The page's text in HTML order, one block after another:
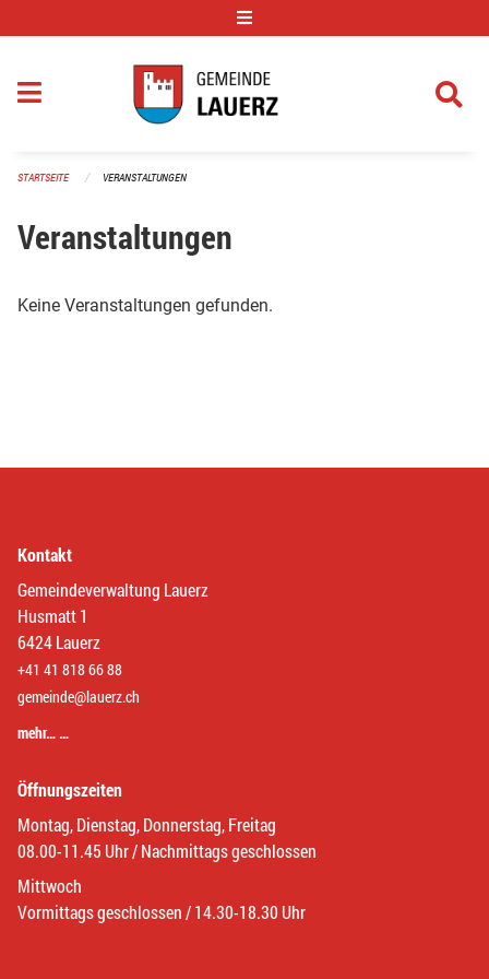
STARTSEITE VERANSTALTUNGEN
Veranstaltungen
Keine Veranstaltungen gefunden.
Kontakt
Gemeindeverwaltung Lauerz
Husmatt 1
6424 Lauerz
+41 41 818 66 88
gemeinde@lauerz.ch
mehr… …
Öffnungszeiten
Montag, Dienstag, Donnerstag, Freitag
08.00-11.45 Uhr / Nachmittags geschlossen
Mittwoch
Vormittags geschlossen / 14.30-18.30 Uhr